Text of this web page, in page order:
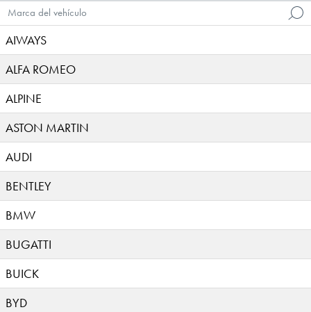
Marca del vehículo
AIWAYS
ALFA ROMEO
ALPINE
ASTON MARTIN
AUDI
BENTLEY
BMW
BUGATTI
BUICK
BYD